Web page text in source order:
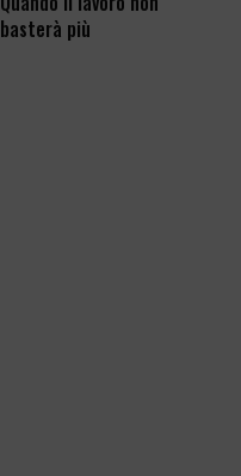
basterà più